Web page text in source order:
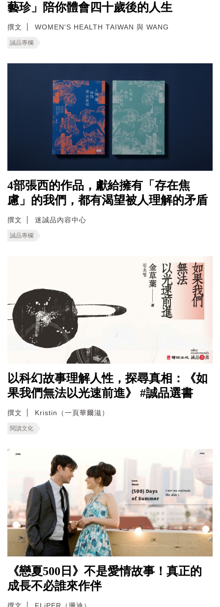
藝珍」陪你體會四十歲後的人生
撰文 WOMEN'S HEALTH TAIWAN 與 WANG
誠品專欄
4部張西的作品，獻給擁有「存在焦
慮」的我們，都有渴望被人理解的矛盾
撰文 迷誠品內容中心
誠品專欄
以科幻故事理解人性，探尋真相：《如
果我們無法以光速前進》 #誠品選書
撰文 Kristin（一頁華爾滋）
閱讀文化
《戀夏500日》不是愛情故事！真正的
成長不必誰來作伴
撰文 FLiPER（珊迪）